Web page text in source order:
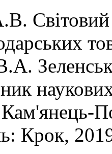
Крок,